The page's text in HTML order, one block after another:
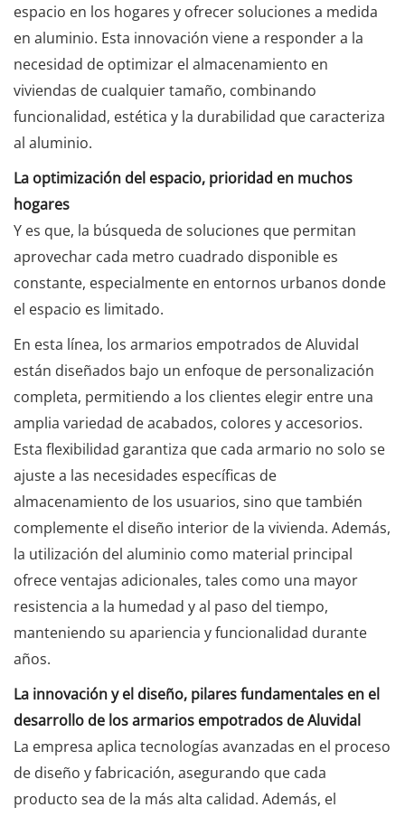
espacio en los hogares y ofrecer soluciones a medida
en aluminio. Esta innovación viene a responder a la
necesidad de optimizar el almacenamiento en
viviendas de cualquier tamaño, combinando
funcionalidad, estética y la durabilidad que caracteriza
al aluminio.
La optimización del espacio, prioridad en muchos
hogares
Y es que, la búsqueda de soluciones que permitan
aprovechar cada metro cuadrado disponible es
constante, especialmente en entornos urbanos donde
el espacio es limitado.
En esta línea, los armarios empotrados de Aluvidal
están diseñados bajo un enfoque de personalización
completa, permitiendo a los clientes elegir entre una
amplia variedad de acabados, colores y accesorios.
Esta flexibilidad garantiza que cada armario no solo se
ajuste a las necesidades específicas de
almacenamiento de los usuarios, sino que también
complemente el diseño interior de la vivienda. Además,
la utilización del aluminio como material principal
ofrece ventajas adicionales, tales como una mayor
resistencia a la humedad y al paso del tiempo,
manteniendo su apariencia y funcionalidad durante
años.
La innovación y el diseño, pilares fundamentales en el
desarrollo de los armarios empotrados de Aluvidal
La empresa aplica tecnologías avanzadas en el proceso
de diseño y fabricación, asegurando que cada
producto sea de la más alta calidad. Además, el